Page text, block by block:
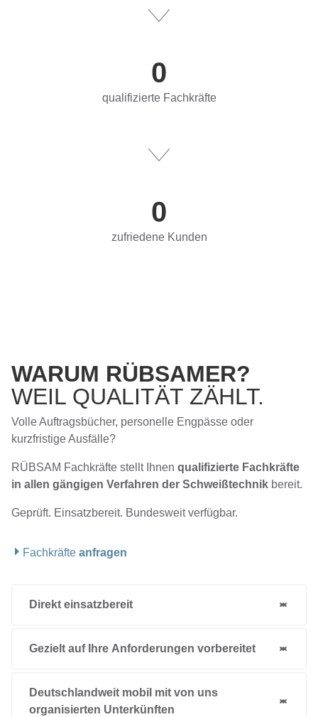
0
qualifizierte Fachkräfte
0
zufriedene Kunden
WARUM RÜBSAMER?
WEIL QUALITÄT ZÄHLT.
Volle Auftragsbücher, personelle Engpässe oder
kurzfristige Ausfälle?
RÜBSAM Fachkräfte stellt Ihnen qualifizierte Fachkräfte
in allen gängigen Verfahren der Schweißtechnik bereit.
Geprüft. Einsatzbereit. Bundesweit verfügbar.
Fachkräfte anfragen
Direkt einsatzbereit
Gezielt auf Ihre Anforderungen vorbereitet
Deutschlandweit mobil mit von uns
organisierten Unterkünften